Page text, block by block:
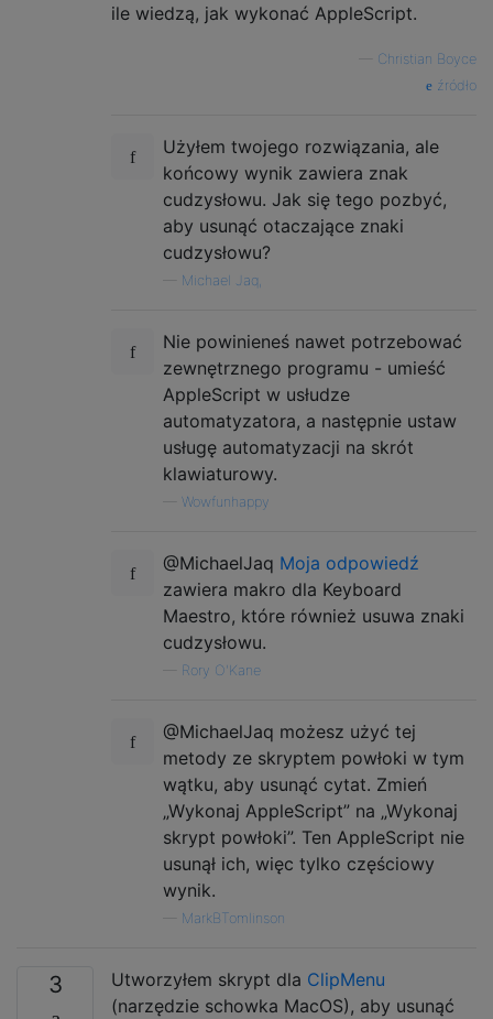
ile wiedzą, jak wykonać AppleScript.
Christian Boyce
źródło
Użyłem twojego rozwiązania, ale
końcowy wynik zawiera znak
cudzysłowu. Jak się tego pozbyć,
aby usunąć otaczające znaki
cudzysłowu?
Michael Jaq,
Nie powinieneś nawet potrzebować
zewnętrznego programu - umieść
AppleScript w usłudze
automatyzatora, a następnie ustaw
usługę automatyzacji na skrót
klawiaturowy.
Wowfunhappy
@MichaelJaq Moja odpowiedź
zawiera makro dla Keyboard
Maestro, które również usuwa znaki
cudzysłowu.
Rory O'Kane
@MichaelJaq możesz użyć tej
metody ze skryptem powłoki w tym
wątku, aby usunąć cytat. Zmień
„Wykonaj AppleScript” na „Wykonaj
skrypt powłoki”. Ten AppleScript nie
usunął ich, więc tylko częściowy
wynik.
MarkBTomlinson
3 Utworzyłem skrypt dla ClipMenu
(narzędzie schowka MacOS), aby usunąć